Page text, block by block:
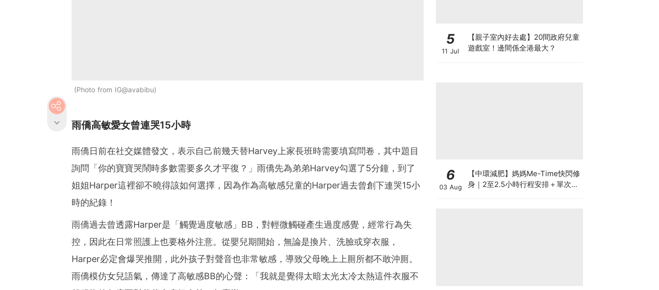
Photo from IG@avabibu
雨僑高敏愛女曾連哭15小時
雨僑日前在社交媒體發文，表示自己前幾天替Harvey上家長班時需要填寫問卷，其中題目
詢問「你的寶寶哭鬧時多數需要多久才平復？」雨僑先為弟弟Harvey勾選了5分鐘，到了
姐姐Harper這裡卻不曉得該如何選擇，因為作為高敏感兒童的Harper過去曾創下連哭15小
時的紀錄！
雨僑過去曾透露Harper是「觸覺過度敏感」BB，對輕微觸碰產生過度感覺，經常行為失
控，因此在日常照護上也要格外注意。從嬰兒期開始，無論是換片、洗臉或穿衣服，
Harper必定會爆哭推開，此外孩子對聲音也非常敏感，導致父母晚上上厠所都不敢沖厠。
雨僑模仿女兒語氣，傳達了高敏感BB的心聲：「我就是覺得太暗太光太冷太熱這件衣服不
5
11 Jul
【親子室內好去處】20間政府兒童
遊戲室！邊間係全港最大？
6
03 Aug
【中環減肥】媽媽Me-Time快閃修
身｜2至2.5小時行程安排＋單次收